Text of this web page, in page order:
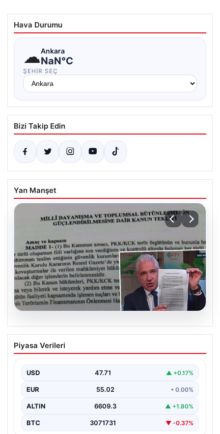
Hava Durumu
☁Ankara
NaN°C
ŞEHIR SEÇ
Bizi Takip Edin
Yan Manşet
05.08.2026
Süreç yasası teklifi tamamlandı. İşte
madde madde kanun teklifi ve
Piyasa Verileri
USD 47.71 ▲ +0.17%
EUR 55.02 • 0.00%
ALTIN 6609.3 ▲ +1.80%
BTC 3071731 ▼ -0.37%